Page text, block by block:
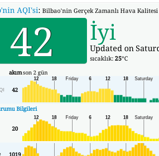
'nin AQI'si: Bilbao'nin Gerçek Zamanlı Hava Kalitesi
42 İyi
Updated on
sıcaklık:25°C
akımson 2 gün
42
Bilgileri
20
1019